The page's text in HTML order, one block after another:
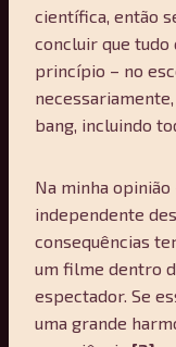
científica, então
concluir que tudo
princípio – no
bang, incluindo
Na minha
independente
consequências
um filme dentro
espectador. Se
uma grande